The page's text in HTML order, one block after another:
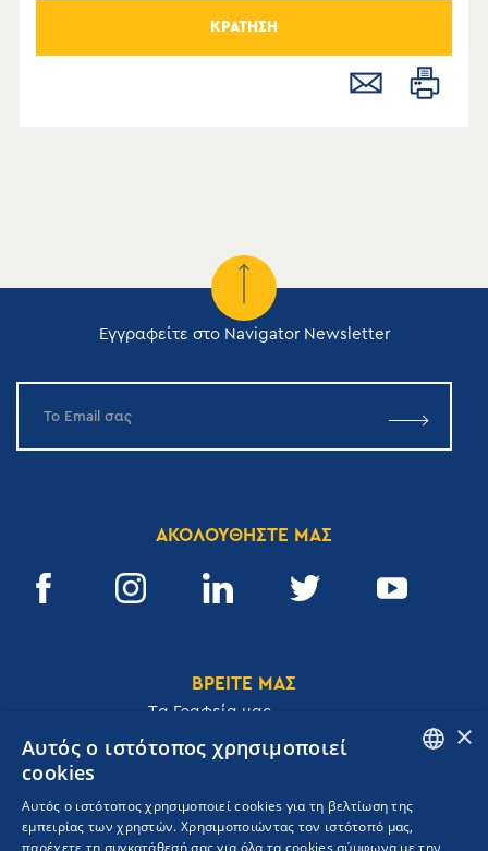
ΚΡΑΤΗΣΗ
Εγγραφείτε στο Navigator Newsletter
ΑΚΟΛΟΥΘΗΣΤΕ ΜΑΣ
ΒΡΕΙΤΕ ΜΑΣ
Tα Γραφεία μας
Ακαδημίας 32, 106 72, Αθήνα, Ελλάδα
T. +30 210 3609801 GREEK
×
Αυτός ο ιστότοπος χρησιμοποιεί
cookies
Αυτός ο ιστότοπος χρησιμοποιεί cookies για τη βελτίωση της
εμπειρίας των χρηστών. Χρησιμοποιώντας τον ιστότοπό μας,
παρέχετε τη συγκατάθεσή σας για όλα τα cookies σύμφωνα με την